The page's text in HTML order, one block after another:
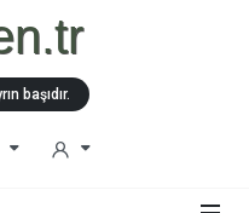
başıdır.